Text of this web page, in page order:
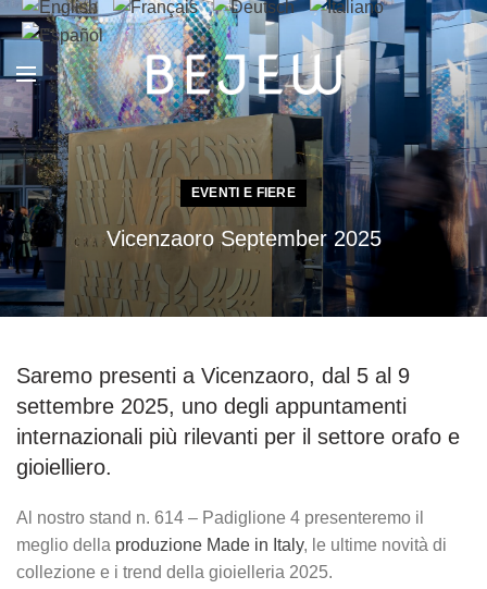
EVENTI E FIERE
Vicenzaoro September 2025
Saremo presenti a Vicenzaoro, dal 5 al 9
settembre 2025, uno degli appuntamenti
internazionali più rilevanti per il settore orafo e
gioielliero.
Al nostro stand n. 614 – Padiglione 4 presenteremo il
meglio della produzione Made in Italy, le ultime novità di
collezione e i trend della gioielleria 2025.